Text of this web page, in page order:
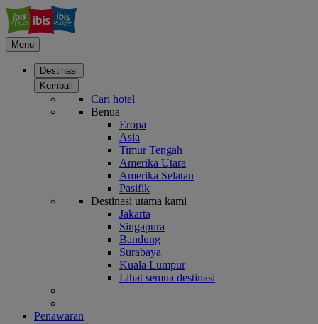
Menu
Destinasi
Kembali
Cari hotel
Benua
Eropa
Asia
Timur Tengah
Amerika Utara
Amerika Selatan
Pasifik
Destinasi utama kami
Jakarta
Singapura
Bandung
Surabaya
Kuala Lumpur
Lihat semua destinasi
Penawaran